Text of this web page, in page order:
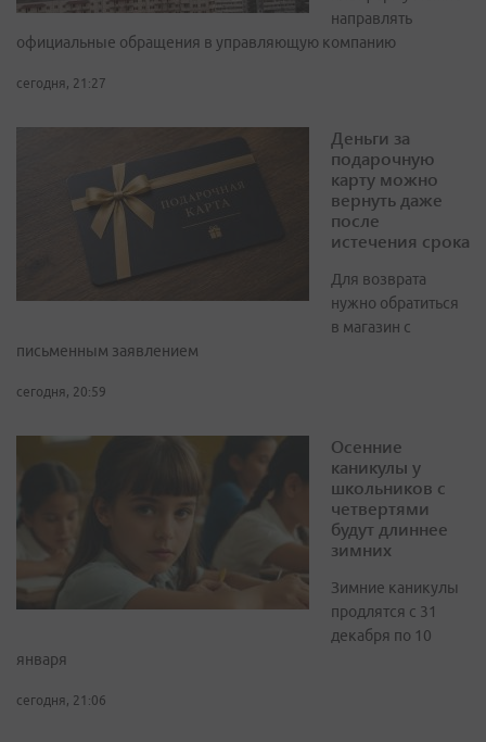
направлять
официальные обращения в управляющую компанию
сегодня, 21:27
Деньги за
подарочную
карту можно
вернуть даже
после
истечения срока
Для возврата
нужно обратиться
в магазин с
письменным заявлением
сегодня, 20:59
Осенние
каникулы у
школьников с
четвертями
будут длиннее
зимних
Зимние каникулы
продлятся с 31
декабря по 10
января
сегодня, 21:06